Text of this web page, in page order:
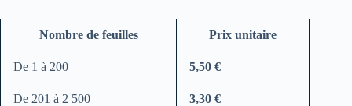
Nombre de feuilles Prix unitaire
De 1 à 200 5,50 €
De 201 à 2 500 3,30 €